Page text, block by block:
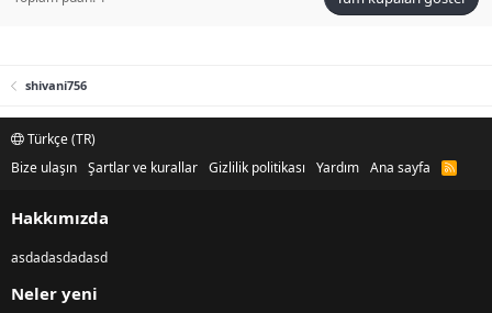
shivani756
Türkçe (TR)
Bize ulaşın Şartlar ve kurallar Gizlilik politikası Yardım Ana sayfa
R
Hakkımızda
asdadasdadasd
Neler yeni